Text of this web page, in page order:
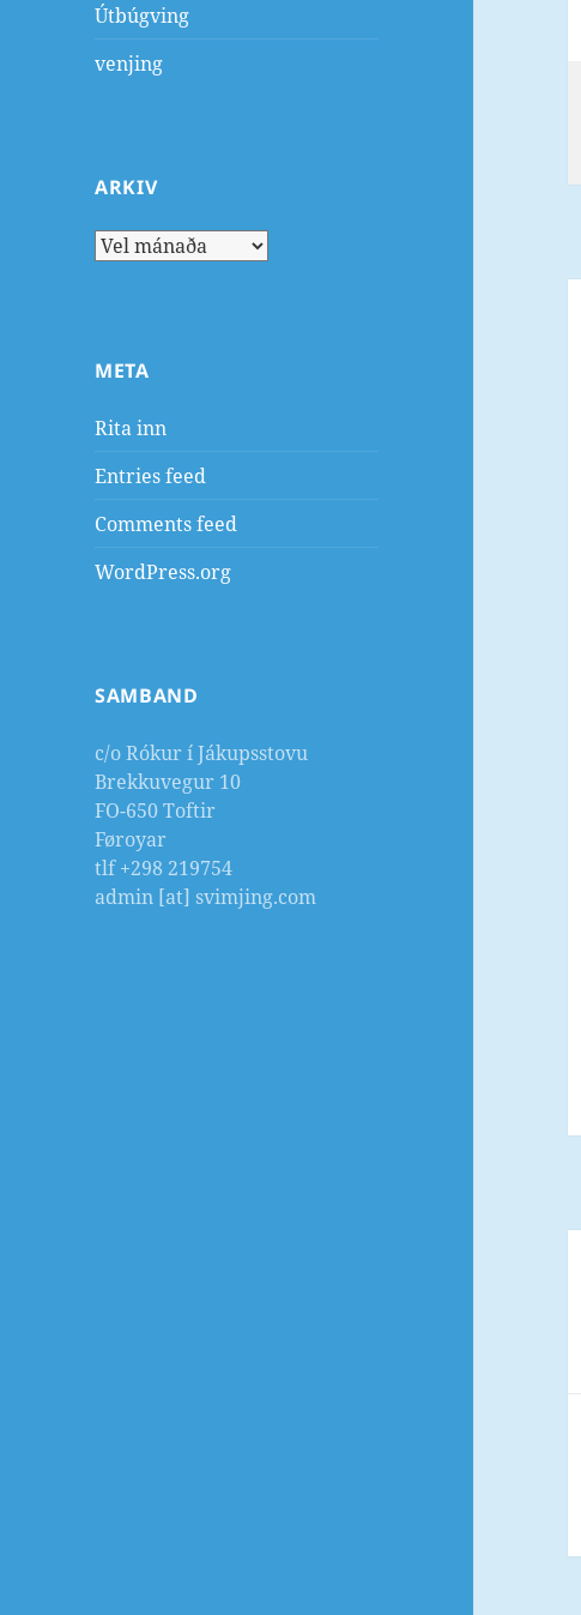
Útbúgving
venjing
ARKIV
Arkiv
META
Rita inn
Entries feed
Comments feed
WordPress.org
SAMBAND
c/o Rókur í Jákupsstovu
Brekkuvegur 10
FO-650 Toftir
Føroyar
tlf +298 219754
admin [at] svimjing.com